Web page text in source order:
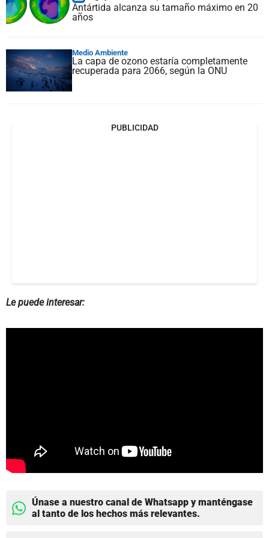
Antártida alcanza su tamaño máximo en 20
años
Medio Ambiente
La capa de ozono estaría completamente
recuperada para 2066, según la ONU
PUBLICIDAD
Le puede interesar:
Únase a nuestro canal de Whatsapp y manténgase
al tanto de los hechos más relevantes.